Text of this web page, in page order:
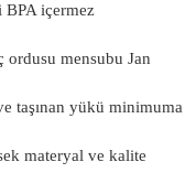
içermez
mensubu Jan
taşınan yükü minimuma
materyal ve kalite